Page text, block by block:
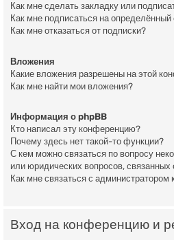
Как мне сделать закладку или
Как мне подписаться на
Как мне отказаться от подписки?
Вложения
Какие вложения разрешены на этой
Как мне найти мои вложения?
Информация о phpBB
Кто написал эту конференцию?
Почему здесь нет такой-то функции?
С кем можно связаться по вопросу
или юридических вопросов,
Как мне связаться с администратором
Вход на конференцию и